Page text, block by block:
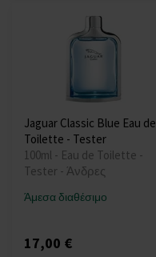
Jaguar Classic Blue Eau de
Toilette - Tester
100ml - Eau de Toilette -
Tester - Άνδρες
Άμεσα διαθέσιμο
17,00 €